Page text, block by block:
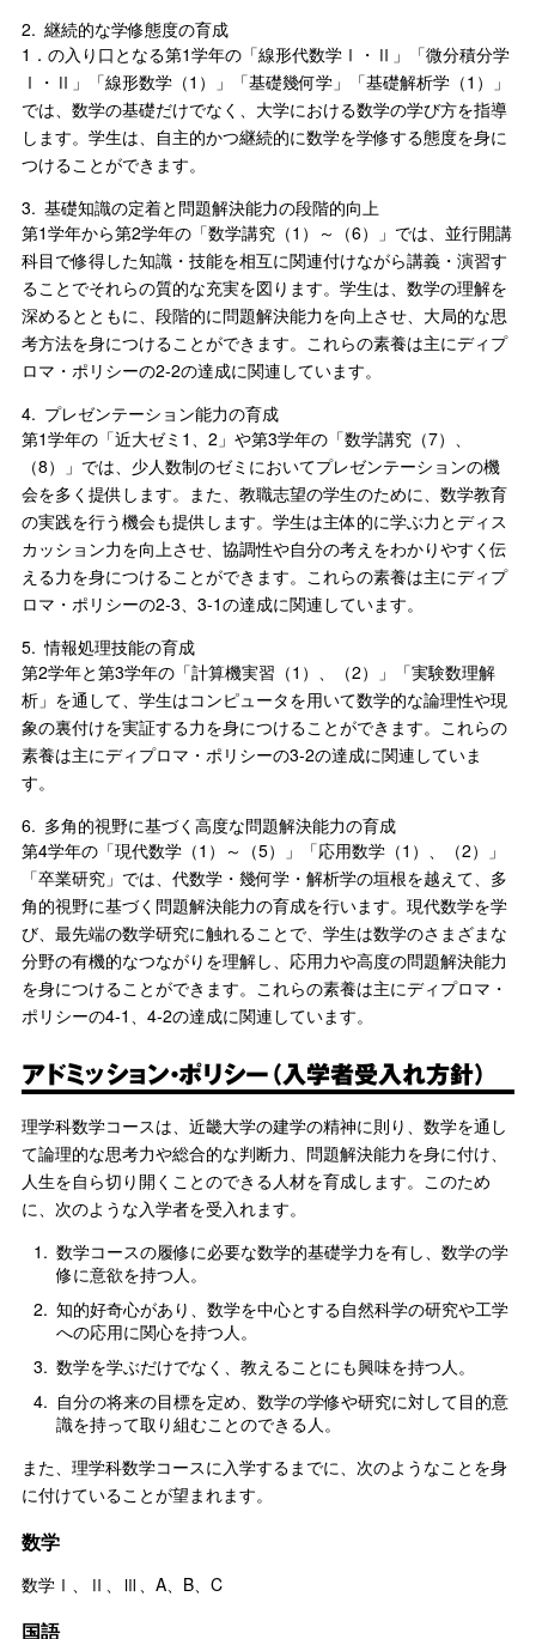
2. 継続的な学修態度の育成
1．の入り口となる第1学年の「線形代数学Ⅰ・Ⅱ」「微分積分学
Ⅰ・Ⅱ」「線形数学（1）」「基礎幾何学」「基礎解析学（1）」
では、数学の基礎だけでなく、大学における数学の学び方を指導
します。学生は、自主的かつ継続的に数学を学修する態度を身に
つけることができます。
3. 基礎知識の定着と問題解決能力の段階的向上
第1学年から第2学年の「数学講究（1）～（6）」では、並行開講
科目で修得した知識・技能を相互に関連付けながら講義・演習す
ることでそれらの質的な充実を図ります。学生は、数学の理解を
深めるとともに、段階的に問題解決能力を向上させ、大局的な思
考方法を身につけることができます。これらの素養は主にディプ
ロマ・ポリシーの2-2の達成に関連しています。
4. プレゼンテーション能力の育成
第1学年の「近大ゼミ1、2」や第3学年の「数学講究（7）、
（8）」では、少人数制のゼミにおいてプレゼンテーションの機
会を多く提供します。また、教職志望の学生のために、数学教育
の実践を行う機会も提供します。学生は主体的に学ぶ力とディス
カッション力を向上させ、協調性や自分の考えをわかりやすく伝
える力を身につけることができます。これらの素養は主にディプ
ロマ・ポリシーの2-3、3-1の達成に関連しています。
5. 情報処理技能の育成
第2学年と第3学年の「計算機実習（1）、（2）」「実験数理解
析」を通して、学生はコンピュータを用いて数学的な論理性や現
象の裏付けを実証する力を身につけることができます。これらの
素養は主にディプロマ・ポリシーの3-2の達成に関連していま
す。
6. 多角的視野に基づく高度な問題解決能力の育成
第4学年の「現代数学（1）～（5）」「応用数学（1）、（2）」
「卒業研究」では、代数学・幾何学・解析学の垣根を越えて、多
角的視野に基づく問題解決能力の育成を行います。現代数学を学
び、最先端の数学研究に触れることで、学生は数学のさまざまな
分野の有機的なつながりを理解し、応用力や高度の問題解決能力
を身につけることができます。これらの素養は主にディプロマ・
ポリシーの4-1、4-2の達成に関連しています。
アドミッション・ポリシー（入学者受入れ方針）
理学科数学コースは、近畿大学の建学の精神に則り、数学を通し
て論理的な思考力や総合的な判断力、問題解決能力を身に付け、
人生を自ら切り開くことのできる人材を育成します。このため
に、次のような入学者を受入れます。
1. 数学コースの履修に必要な数学的基礎学力を有し、数学の学
修に意欲を持つ人。
2. 知的好奇心があり、数学を中心とする自然科学の研究や工学
への応用に関心を持つ人。
3. 数学を学ぶだけでなく、教えることにも興味を持つ人。
4. 自分の将来の目標を定め、数学の学修や研究に対して目的意
識を持って取り組むことのできる人。
また、理学科数学コースに入学するまでに、次のようなことを身
に付けていることが望まれます。
数学
数学Ⅰ、Ⅱ、Ⅲ、A、B、C
国語